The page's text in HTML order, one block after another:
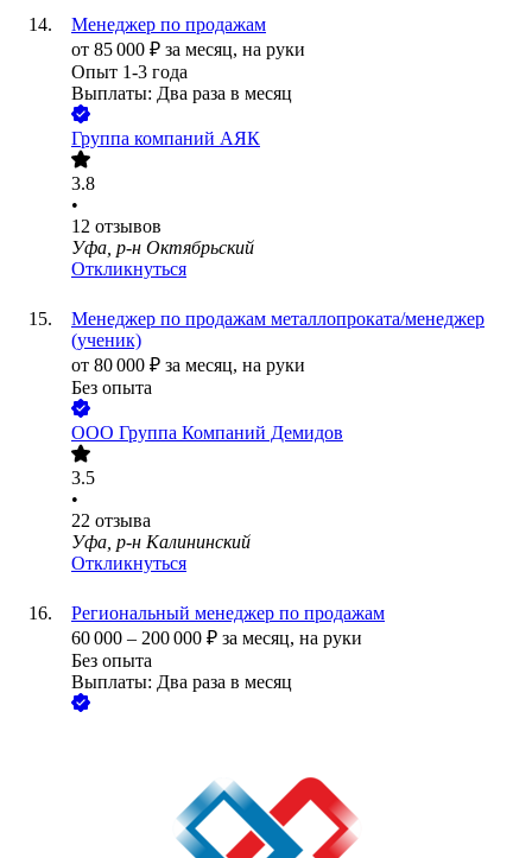
Менеджер по продажам
от 85 000 ₽ за месяц, на руки
Опыт 1-3 года
Выплаты: Два раза в месяц
Группа компаний АЯК
3.8
•
12 отзывов
Уфа, р-н Октябрьский
Откликнуться
Менеджер по продажам металлопроката/менеджер
(ученик)
от 80 000 ₽ за месяц, на руки
Без опыта
ООО Группа Компаний Демидов
3.5
•
22 отзыва
Уфа, р-н Калининский
Откликнуться
Региональный менеджер по продажам
60 000 – 200 000 ₽ за месяц, на руки
Без опыта
Выплаты: Два раза в месяц